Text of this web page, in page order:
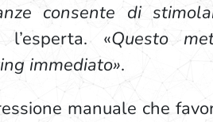
consente di
«Questo
immediato».
manuale che